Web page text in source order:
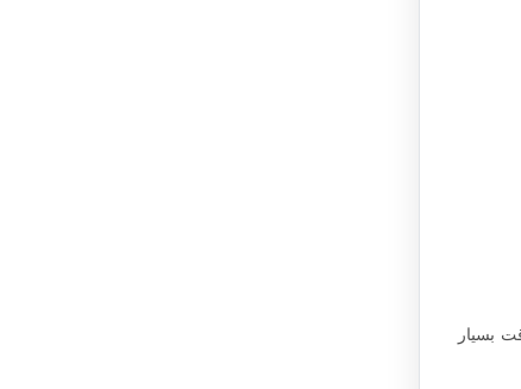
بسیار